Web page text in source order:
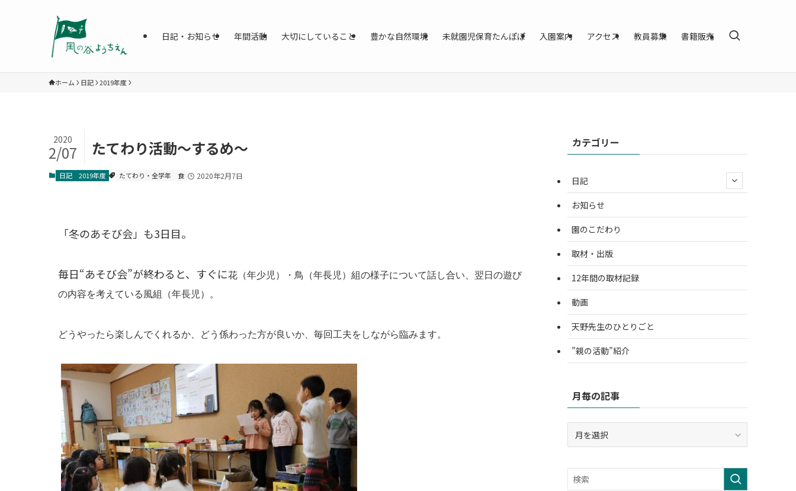
日記・お知らせ 年間活動 大切にしていること 豊かな自然環境 未就園児保育たんぽぽ 入園案内 アクセス 教員募集 書籍販売
ホーム 日記 2019年度
たてわり活動～するめ～
2020
2/07
日記 2019年度 たてわり・全学年 食 2020年2月7日
「冬のあそび会」も3日目。
毎日“あそび会”が終わると、すぐに花（年少児）・鳥（年長児）組の様子について話し合い、翌日の遊び
の内容を考えている風組（年長児）。
どうやったら楽しんでくれるか、どう係わった方が良いか、毎回工夫をしながら臨みます。
カテゴリー
日記
お知らせ
園のこだわり
取材・出版
12年間の取材記録
動画
天野先生のひとりごと
”親の活動”紹介
月毎の記事
記
事